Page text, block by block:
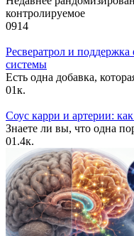
контролируемое
0914
Ресвератрол и
системы
Есть одна добавка,
01к.
Соус карри и артерии:
Знаете ли вы, что одна
01.4к.